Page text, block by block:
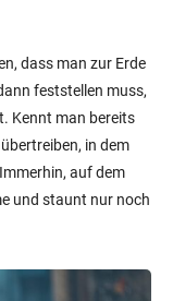
dass man zur Erde
feststellen muss,
Kennt man bereits
in dem
auf dem
und staunt nur noch